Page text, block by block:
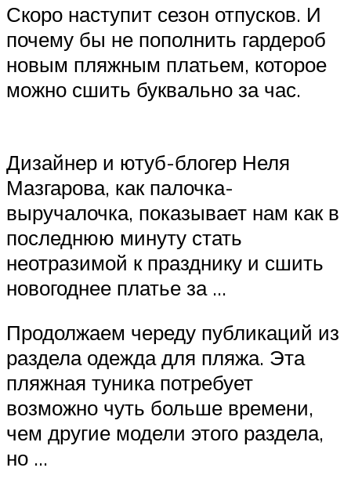
Скоро наступит сезон отпусков. И
почему бы не пополнить гардероб
новым пляжным платьем, которое
можно сшить буквально за час.
Дизайнер и ютуб-блогер Неля
Мазгарова, как палочка-
выручалочка, показывает нам как в
последнюю минуту стать
неотразимой к празднику и сшить
новогоднее платье за …
Продолжаем череду публикаций из
раздела одежда для пляжа. Эта
пляжная туника потребует
возможно чуть больше времени,
чем другие модели этого раздела,
но …